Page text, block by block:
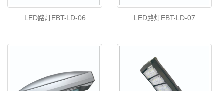
LED路灯EBT-LD-06 LED路灯EBT-LD-07